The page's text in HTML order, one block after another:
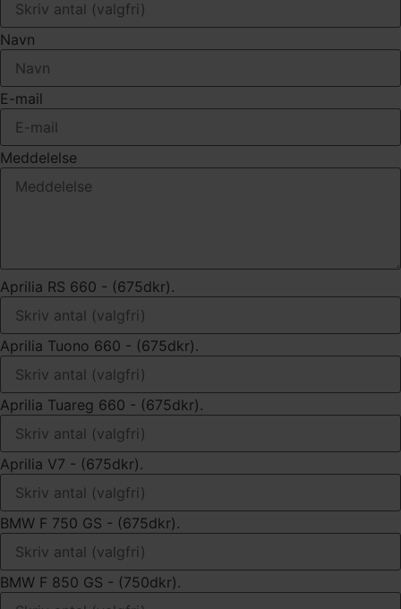
Navn
E-mail
Meddelelse
Aprilia RS 660 - (675dkr).
Aprilia Tuono 660 - (675dkr).
Aprilia Tuareg 660 - (675dkr).
Aprilia V7 - (675dkr).
BMW F 750 GS - (675dkr).
BMW F 850 GS - (750dkr).